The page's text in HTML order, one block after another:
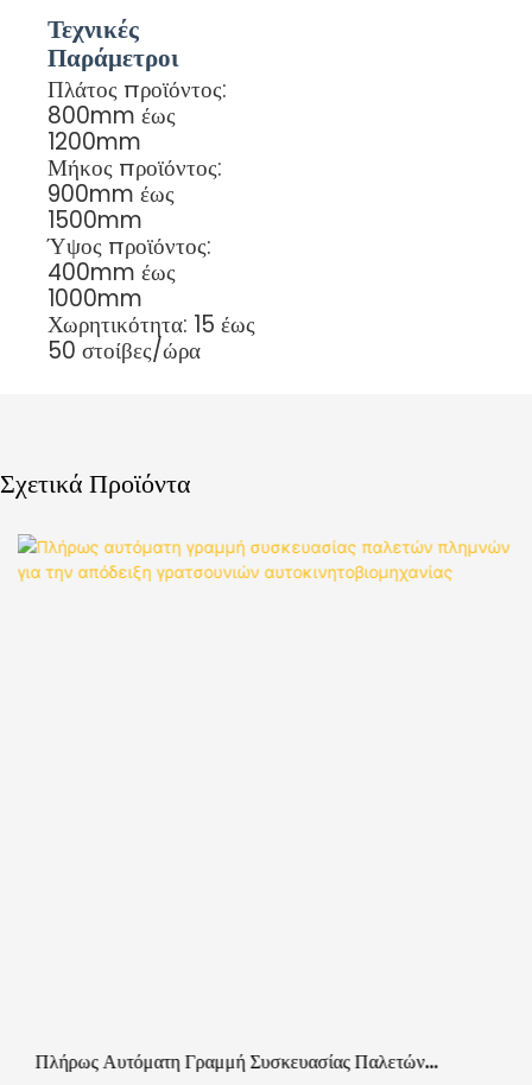
Τεχνικές
Παράμετροι
Πλάτος προϊόντος:
800mm έως
1200mm
Μήκος προϊόντος:
900mm έως
1500mm
Ύψος προϊόντος:
400mm έως
1000mm
Χωρητικότητα: 15 έως
50 στοίβες/ώρα
Σχετικά Προϊόντα
Πλήρως Αυτόματη Γραμμή Συσκευασίας Παλετών